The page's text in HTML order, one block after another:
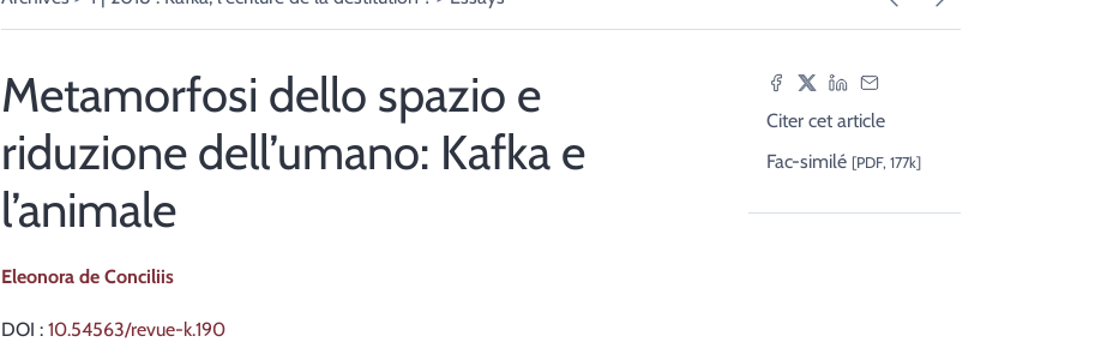
Citer cet article
Fac-similé [PDF, 177k]
Metamorfosi dello spazio e
riduzione dell’umano: Kafka e
l’animale
Eleonora de Conciliis
DOI : 10.54563/revue-k.190